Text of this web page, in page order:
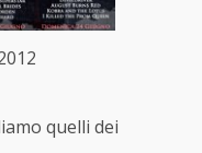
quelli dei